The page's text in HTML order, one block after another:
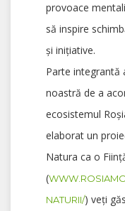
provoace
să inspire
și inițiative.
Parte integrantă
noastră de a
ecosistemul
elaborat un
Natura ca o
(
NATURII/) veți